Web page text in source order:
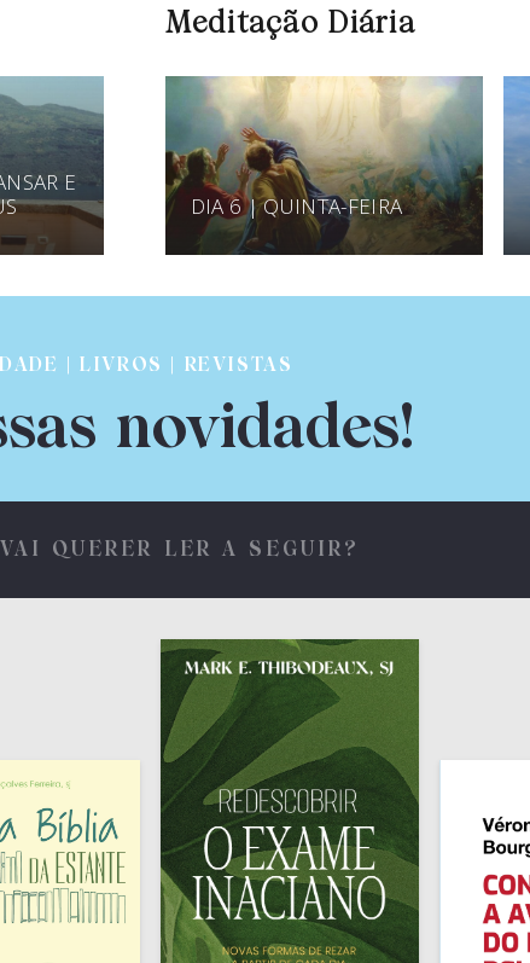
E
Meditação Diária
DIA 6 | QUINTA-FEIRA
| LIVROS | REVISTAS
novidades!
QUERER LER A SEGUIR?